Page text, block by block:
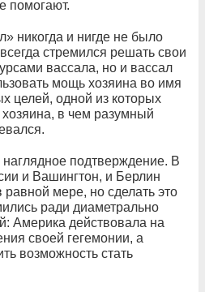
помогают.
никогда и нигде не было
стремился решать свои
вассала, но и вассал
мощь хозяина во имя
целей, одной из которых
в чем разумный
наглядное подтверждение. В
и Вашингтон, и Берлин
мере, но сделать это
ради диаметрально
Америка действовала на
своей гегемонии, а
возможность стать